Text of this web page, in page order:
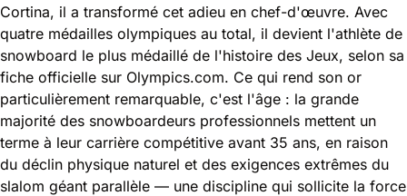
Cortina, il a transformé cet adieu en chef-d'œuvre. Avec
quatre médailles olympiques au total, il devient l'athlète de
snowboard le plus médaillé de l'histoire des Jeux, selon sa
fiche officielle sur Olympics.com. Ce qui rend son or
particulièrement remarquable, c'est l'âge : la grande
majorité des snowboardeurs professionnels mettent un
terme à leur carrière compétitive avant 35 ans, en raison
du déclin physique naturel et des exigences extrêmes du
slalom géant parallèle — une discipline qui sollicite la force